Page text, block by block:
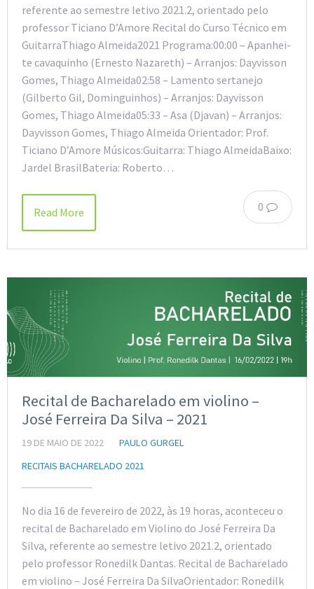
referente ao semestre letivo 2021.2, orientado pelo
professor Ticiano D’Amore Recital do Curso Técnico em
GuitarraThiago Almeida2021 Programa:00:00 – Apanhei-
te cavaquinho (Ernesto Nazareth) – Arranjos: Dayvisson
Gomes, Thiago Almeida02:58 – Lamento sertanejo
(Gilberto Gil, Dominguinhos) – Arranjos: Dayvisson
Gomes, Thiago Almeida05:33 – Asa (Djavan) – Arranjos:
Dayvisson Gomes, Thiago Almeida Orientador: Prof.
Ticiano D’Amore Músicos:Guitarra: Thiago AlmeidaBaixo:
Jardel BrasilBateria: Roberto…
0
Read More
Recital de Bacharelado em violino –
José Ferreira Da Silva – 2021
19 DE MAIO DE 2022
PAULO GURGEL
RECITAIS BACHARELADO 2021
No dia 16 de fevereiro de 2022, às 19 horas, aconteceu o
recital de Bacharelado em Violino do José Ferreira Da
Silva, referente ao semestre letivo 2021.2, orientado
pelo professor Ronedilk Dantas. Recital de Bacharelado
em violino – José Ferreira Da SilvaOrientador: Ronedilk